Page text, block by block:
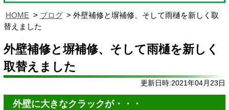
HOME ブログ
外壁補修と塀補修、そして雨樋を新しく取
替えました
外壁補修と塀補修、そして雨樋を新しく
取替えました
更新日時:2021年04月23日
外壁に大きなクラックが・・・